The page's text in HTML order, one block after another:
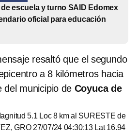
escuela y turno SAID Edomex
oficial para educación
resaltó que el segundo
a 8 kilómetros hacia
del municipio de Coyuca de
5.1 Loc 8 km al SURESTE de
GRO 27/07/24 04:30:13 Lat 16.94